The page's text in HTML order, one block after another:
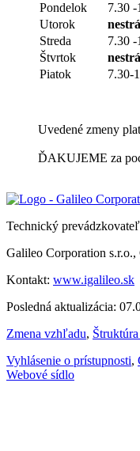
Pondelok
7.30
Utorok
Streda
7.30
Štvrtok
Piatok
7.30-
Uvedené zmeny
ĎAKUJEME za
Technický
Galileo Corporation
Kontakt: www.igalileo.sk
Posledná aktualizácia:
Zmena vzhľadu,
Vyhlásenie o prístupnosti,
Webové sídlo